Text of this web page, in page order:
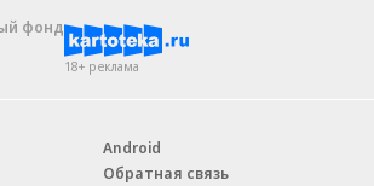
фонд
18+ реклама
Android
Обратная связь